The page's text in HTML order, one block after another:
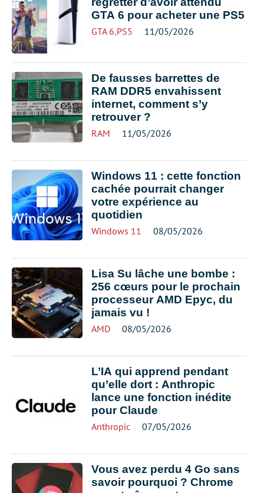
GTA 6 pour acheter une PS5
GTA 6,PS5 11/05/2026
De fausses barrettes de
RAM DDR5 envahissent
internet, comment s’y
retrouver ?
RAM 11/05/2026
Windows 11 : cette fonction
cachée pourrait changer
votre expérience au
quotidien
Windows 11 08/05/2026
Lisa Su lâche une bombe :
256 cœurs pour le prochain
processeur AMD Epyc, du
jamais vu !
AMD 08/05/2026
L’IA qui apprend pendant
qu’elle dort : Anthropic
lance une fonction inédite
pour Claude
Anthropic 07/05/2026
Vous avez perdu 4 Go sans
savoir pourquoi ? Chrome